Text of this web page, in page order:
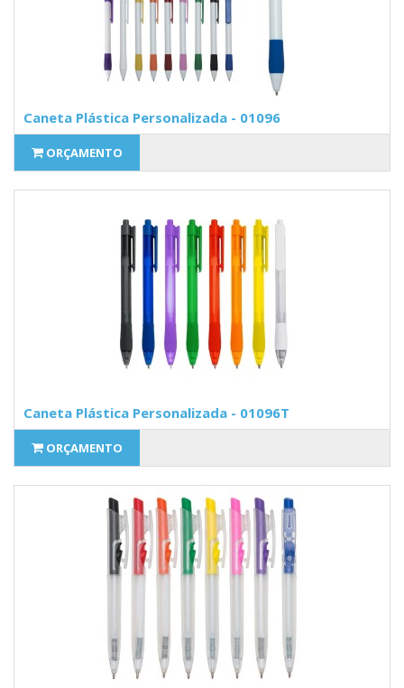
Caneta Plástica Personalizada - 01096
ORÇAMENTO
Caneta Plástica Personalizada - 01096T
ORÇAMENTO